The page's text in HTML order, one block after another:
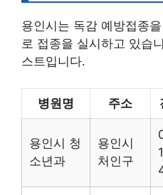
용인시는 독감 예방접종
로 접종을 실시하고 있습
스트입니다.
병원명 주소
용인시 청
소년과
용인시
처인구